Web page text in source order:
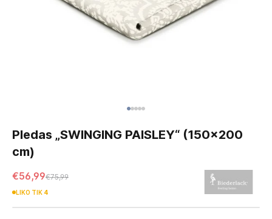
to
beginning
the
images
gallery
Pledas „SWINGING PAISLEY“ (150x200
cm)
€56,99€75,99
LIKO TIK 4